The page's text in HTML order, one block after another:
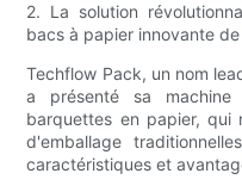
2. La solution
bacs à papier innovante
Techflow Pack, un nom
a présenté sa machine
barquettes en papier, qui
d'emballage
caractéristiques et